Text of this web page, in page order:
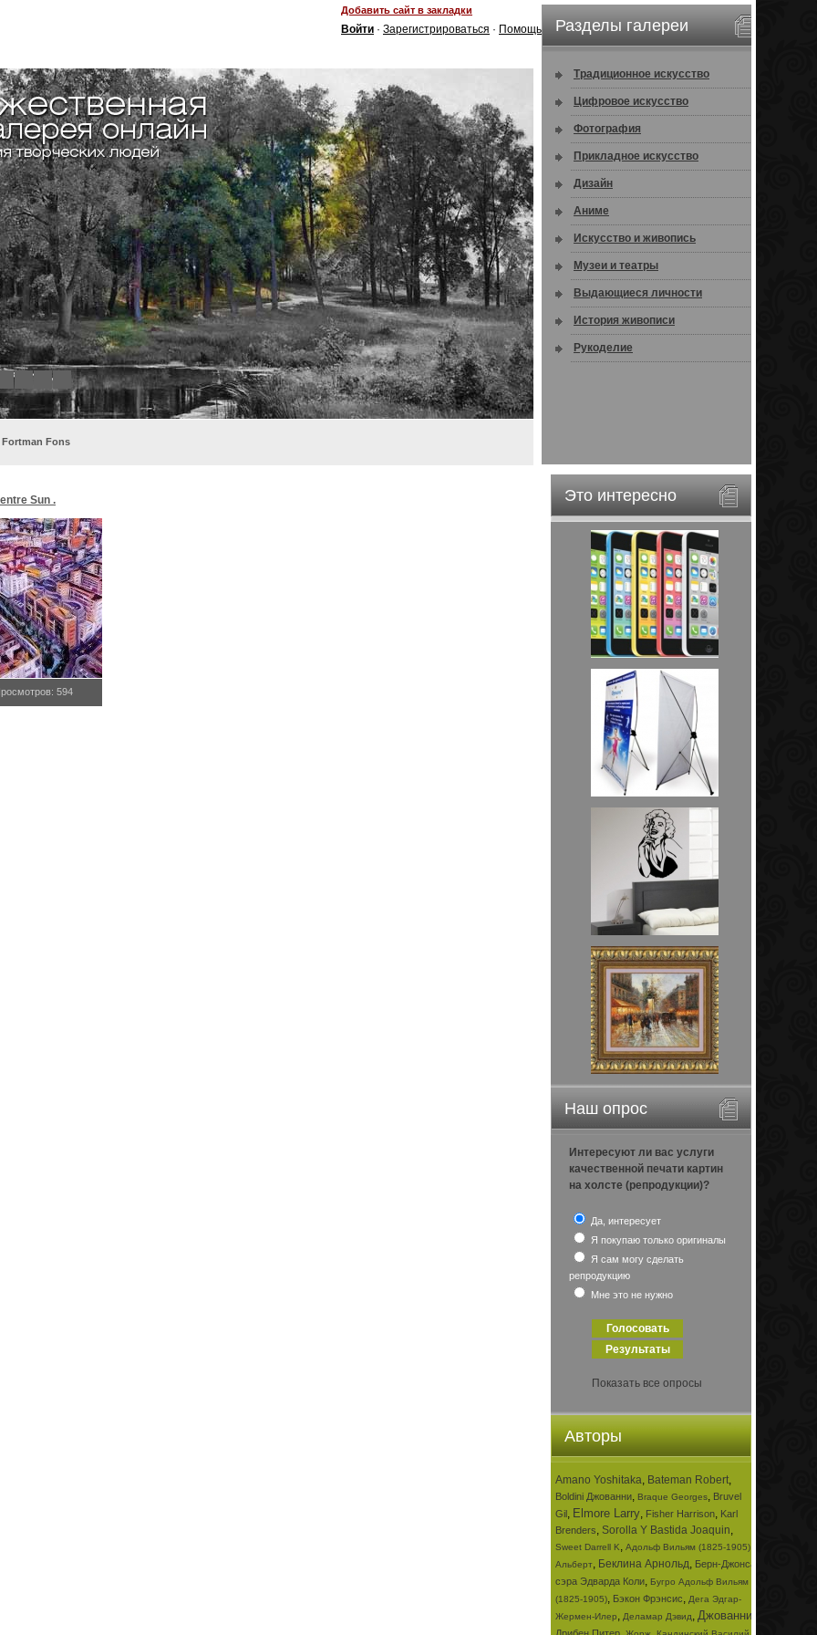
Добавить сайт в закладки
Войти · Зарегистрироваться · Помощь
8
Fortman Fons
Разделы галереи
Традиционное искусство
Цифровое искусство
Фотография
Прикладное искусство
Дизайн
Аниме
Искусство и живопись
Музеи и театры
Выдающиеся личности
История живописи
Рукоделие
Это интересно
Наш опрос
Интересуют ли вас услуги
качественной печати картин
на холсте (репродукции)?
Да, интересует
Я покупаю только оригиналы
Я сам могу сделать
репродукцию
Мне это не нужно
Показать все опросы
Авторы
Amano Yoshitaka, Bateman Robert,
Boldini Джованни, Braque Georges, Bruvel
Gil, Elmore Larry, Fisher Harrison, Karl
Brenders, Sorolla Y Bastida Joaquin,
Sweet Darrell K, Адольф Вильям (1825-1905)
Альберт, Беклина Арнольд, Берн-Джонса
сэра Эдварда Коли, Бугро Адольф Вильям
(1825-1905), Бэкон Фрэнсис, Дега Эдгар-
Жермен-Илер, Деламар Дэвид, Джованни
Sun .
594